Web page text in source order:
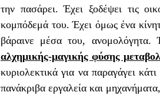
την πασάρει. Έχει ξοδέψει τις
κομπόδεμά του. Έχει όμως ένα
αλχημικής-μαγικής φύσης
κυριολεκτικά για να παραγάγει
πανάκριβα εργαλεία και